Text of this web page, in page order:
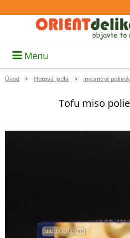
Menu
Úvod Hotové Jedlá Instantné
Tofu miso